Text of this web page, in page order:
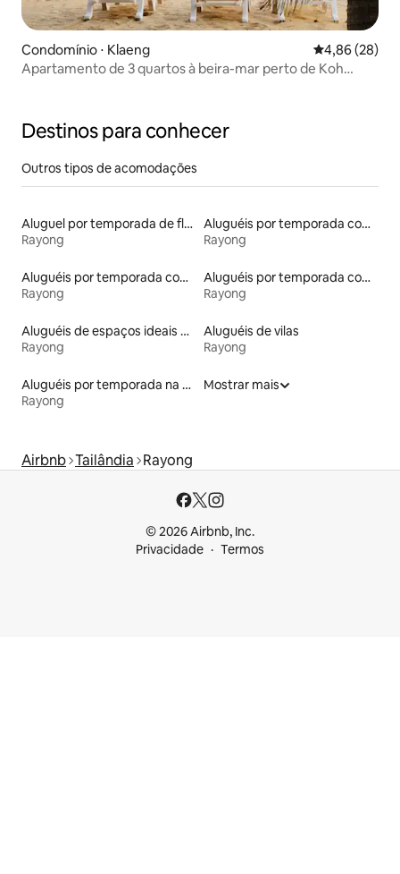
Condomínio ⋅ Klaeng 4,86 de uma
4,86 (28)
Apartamento de 3 quartos à beira-mar perto de Koh
Destinos para conhecer
Outros tipos de acomodações
Aluguel por temporada de flats
Rayong
Aluguéis por temporada com acesso à praia
Rayong
Aluguéis por temporada com sauna
Rayong
Aluguéis por temporada com acesso ao lago
Rayong
Aluguéis de espaços ideais para famílias
Rayong
Aluguéis de vilas
Rayong
Aluguéis por temporada na orla
Rayong
Mostrar mais
Airbnb Tailândia Rayong
© 2026 Airbnb, Inc.
Privacidade
Termos